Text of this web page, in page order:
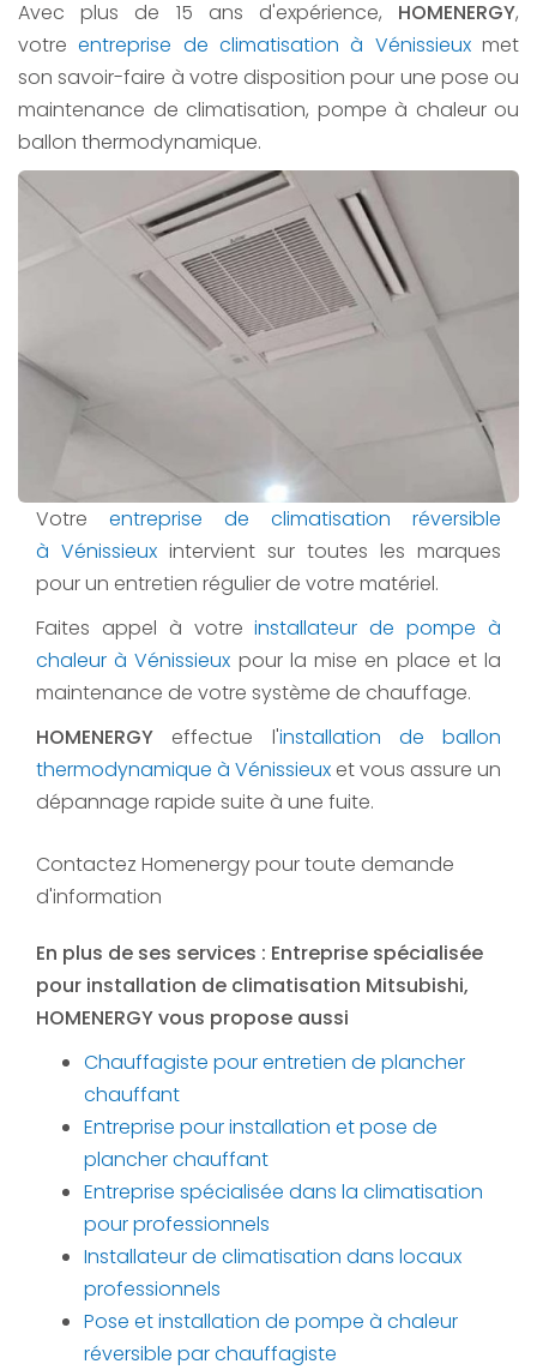
Avec plus de 15 ans d'expérience, HOMENERGY,
votreentreprise de climatisation à Vénissieuxmet
son savoir-faire à votre disposition pour une pose ou
maintenance de climatisation, pompe à chaleur ou
ballon thermodynamique.
Votre entreprise de climatisation réversible
à Vénissieux intervient sur toutes les marques
pour un entretien régulier de votre matériel.
Faites appel à votreinstallateur de pompe à
chaleur à Vénissieux pour la mise en place et la
maintenance de votre système de chauffage.
HOMENERGY effectue l'installation de ballon
thermodynamique à Vénissieux et vous assure un
dépannage rapide suite à une fuite.
Contactez Homenergy pour toute demande
d'information
En plus de ses services : Entreprise spécialisée
pour installation de climatisation Mitsubishi,
HOMENERGY vous propose aussi
Chauffagiste pour entretien de plancher
chauffant
Entreprise pour installation et pose de
plancher chauffant
Entreprise spécialisée dans la climatisation
pour professionnels
Installateur de climatisation dans locaux
professionnels
Pose et installation de pompe à chaleur
réversible par chauffagiste